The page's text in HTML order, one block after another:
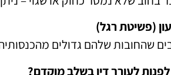
(פשיטת רגל)
שהחובות שלהם גדולים
לעורך דין בשלב מוקדם?